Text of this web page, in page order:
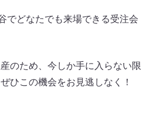
でどなたでも来場できる受注会
のため、今しか手に入らない限
ひこの機会をお見逃しなく！